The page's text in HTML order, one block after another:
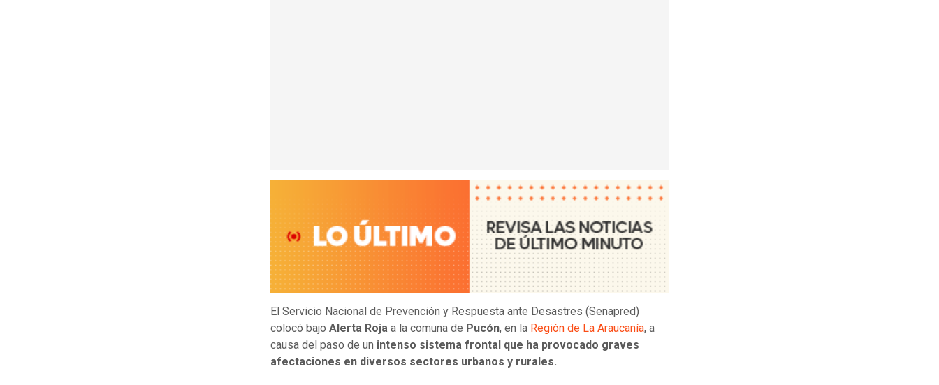
El Servicio Nacional de Prevención y Respuesta ante Desastres (Senapred)
colocó bajo Alerta Roja a la comuna de Pucón, en la Región de La Araucanía, a
causa del paso de un intenso sistema frontal que ha provocado graves
afectaciones en diversos sectores urbanos y rurales.